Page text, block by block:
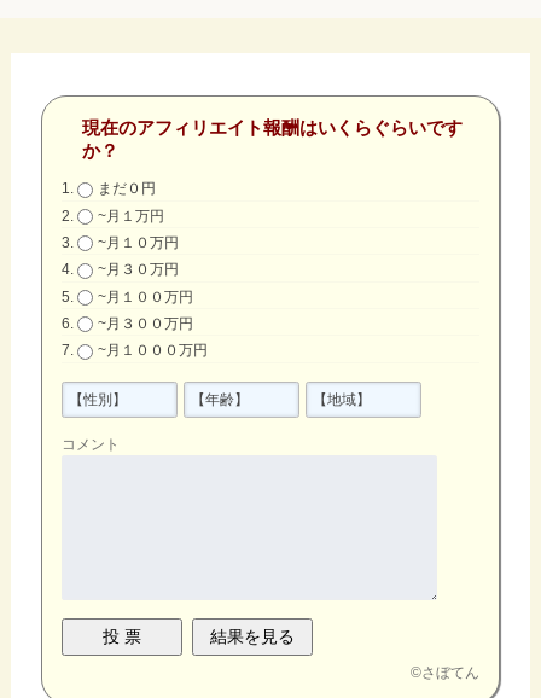
現在のアフィリエイト報酬はいくらぐらいです
か？
まだ０円
~月１万円
~月１０万円
~月３０万円
~月１００万円
~月３００万円
~月１０００万円
コメント
©さぼてん